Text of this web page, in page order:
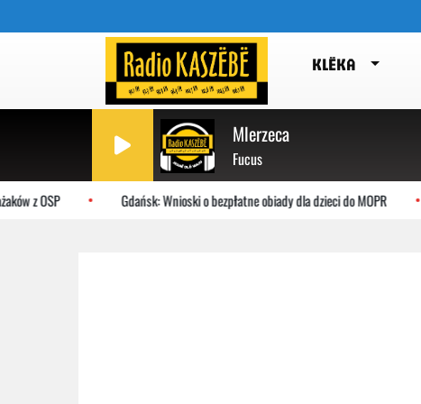
KLËKA
Mlerzeca
Fucus
z OSP Gdańsk: Wnioski o bezpłatne obiady dla dzieci do MOPR